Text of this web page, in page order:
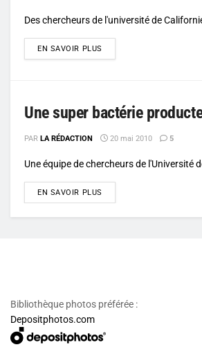
Des chercheurs de l'université de
EN SAVOIR PLUS
Une super bactérie
PAR LA RÉDACTION 20 mai 2010 5
Une équipe de chercheurs de
EN SAVOIR PLUS
Bibliothèque photos préférée :
Depositphotos.com